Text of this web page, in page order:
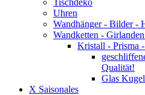
Uhren
Wandhänger - Bilder -
Wandketten -
Kristall - Prisma
Qualität!
Glas
X Saisonales